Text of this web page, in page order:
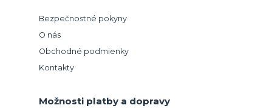
Bezpečnostné pokyny
O nás
Obchodné podmienky
Kontakty
Možnosti platby a dopravy